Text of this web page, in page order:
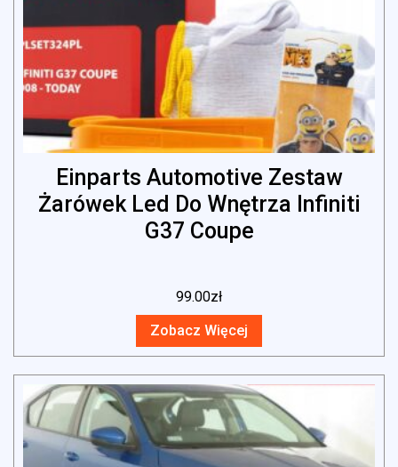
Einparts Automotive Zestaw
Żarówek Led Do Wnętrza Infiniti
G37 Coupe
99.00zł
Zobacz Więcej